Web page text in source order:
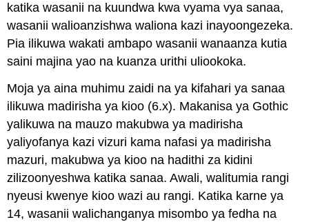
katika wasanii na kuundwa kwa vyama vya sanaa,
wasanii walioanzishwa waliona kazi inayoongezeka.
Pia ilikuwa wakati ambapo wasanii wanaanza kutia
saini majina yao na kuanza urithi uliookoka.
Moja ya aina muhimu zaidi na ya kifahari ya sanaa
ilikuwa madirisha ya kioo (6.x). Makanisa ya Gothic
yalikuwa na mauzo makubwa ya madirisha
yaliyofanya kazi vizuri kama nafasi ya madirisha
mazuri, makubwa ya kioo na hadithi za kidini
zilizoonyeshwa katika sanaa. Awali, walitumia rangi
nyeusi kwenye kioo wazi au rangi. Katika karne ya
14, wasanii walichanganya misombo ya fedha na